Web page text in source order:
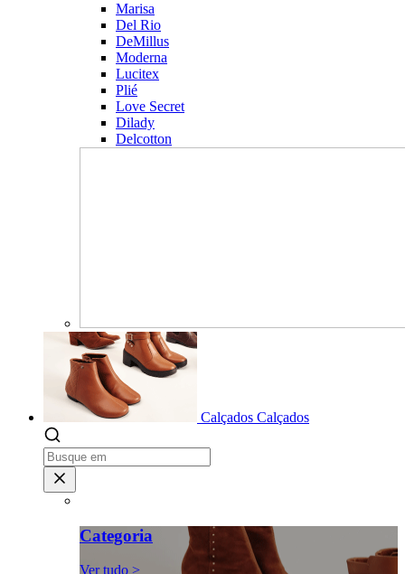
Marisa
Del Rio
DeMillus
Moderna
Lucitex
Plié
Love Secret
Dilady
Delcotton
Calçados Calçados
Categoria
Ver tudo >